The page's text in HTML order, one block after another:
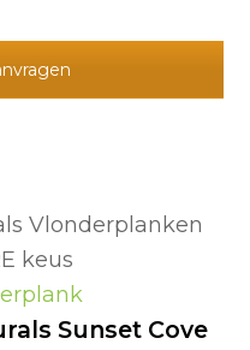
Vlonderplanken
keus
Sunset Cove